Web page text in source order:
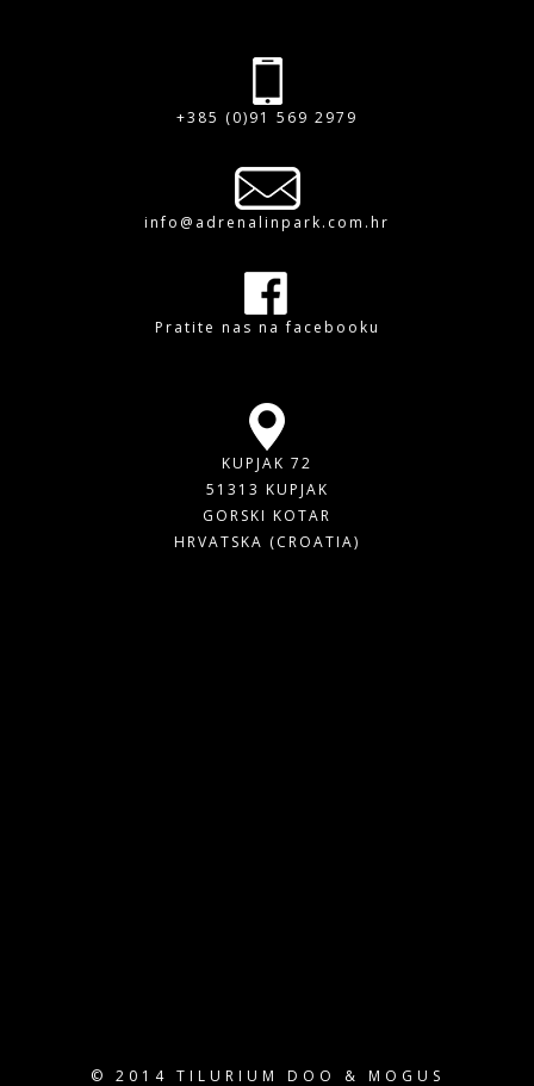
+385 (0)91 569 2979
info@adrenalinpark.com.hr
Pratite nas na facebooku
KUPJAK 72
51313 KUPJAK
GORSKI KOTAR
HRVATSKA (CROATIA)
© 2014 TILURIUM DOO & MOGUS